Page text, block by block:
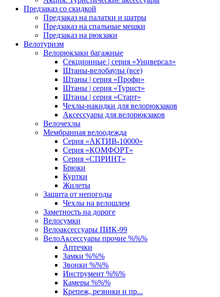
Предзаказ со скидкой
Предзаказ на палатки и шатры
Предзаказ на спальные мешки
Предзаказ на рюкзаки
Велотуризм
Велорюкзаки багажные
Секционные | серия «Универсал»
Штаны-велобаулы (все)
Штаны | серия «Профи»
Штаны | серия «Турист»
Штаны | серия «Старт»
Чехлы-накидки для велорюкзаков
Аксессуары для велорюкзаков
Велочехлы
Мембранная велоодежда
Серия «АКТИВ-10000»
Серия «КОМФОРТ»
Серия «СПРИНТ»
Брюки
Куртки
Жилеты
Защита от непогоды
Чехлы на велошлем
Заметность на дороге
Велосумки
Велоаксессуары ПИК-99
ВелоАксессуары прочие %%%
Аптечки
Замки %%%
Звонки %%%
Инструмент %%%
Камеры %%%
Крепеж, резинки и пр...